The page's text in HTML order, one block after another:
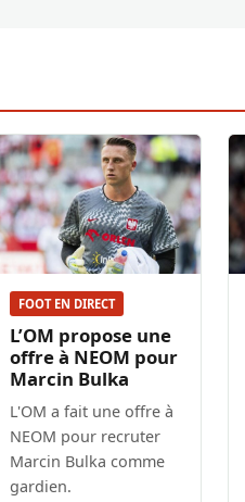
FOOT EN DIRECT
L’OM propose une
offre à NEOM pour
Marcin Bulka
L'OM a fait une offre à
NEOM pour recruter
Marcin Bulka comme
gardien.